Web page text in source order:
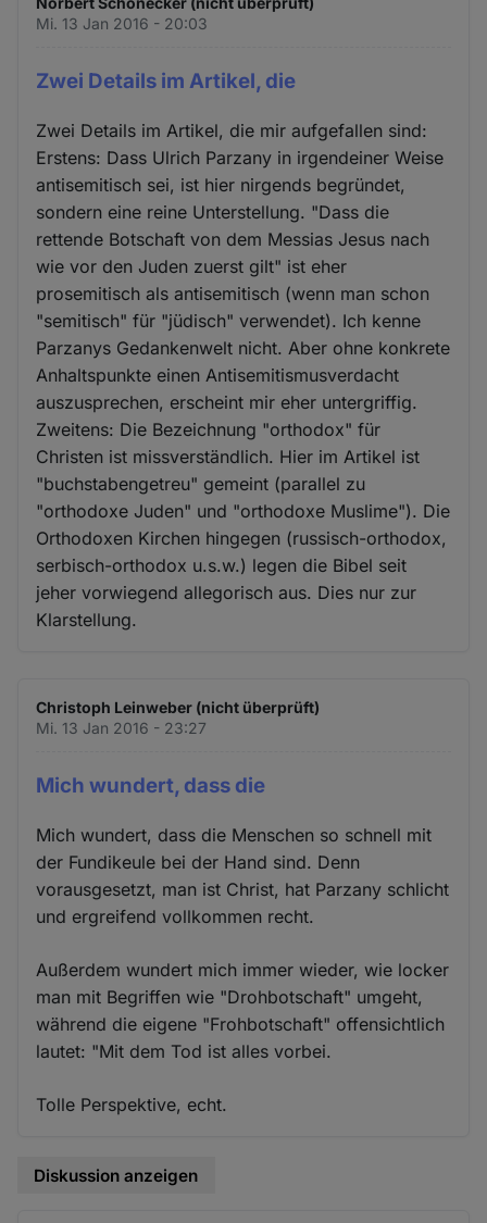
Mi. 13 Jan 2016 - 20:03
Zwei Details im Artikel, die
Zwei Details im Artikel, die mir aufgefallen sind:
Erstens: Dass Ulrich Parzany in irgendeiner Weise
antisemitisch sei, ist hier nirgends begründet,
sondern eine reine Unterstellung. "Dass die
rettende Botschaft von dem Messias Jesus nach
wie vor den Juden zuerst gilt" ist eher
prosemitisch als antisemitisch (wenn man schon
"semitisch" für "jüdisch" verwendet). Ich kenne
Parzanys Gedankenwelt nicht. Aber ohne konkrete
Anhaltspunkte einen Antisemitismusverdacht
auszusprechen, erscheint mir eher untergriffig.
Zweitens: Die Bezeichnung "orthodox" für
Christen ist missverständlich. Hier im Artikel ist
"buchstabengetreu" gemeint (parallel zu
"orthodoxe Juden" und "orthodoxe Muslime"). Die
Orthodoxen Kirchen hingegen (russisch-orthodox,
serbisch-orthodox u.s.w.) legen die Bibel seit
jeher vorwiegend allegorisch aus. Dies nur zur
Klarstellung.
Christoph Leinweber (nicht überprüft)
Mi. 13 Jan 2016 - 23:27
Mich wundert, dass die
Mich wundert, dass die Menschen so schnell mit
der Fundikeule bei der Hand sind. Denn
vorausgesetzt, man ist Christ, hat Parzany schlicht
und ergreifend vollkommen recht.
Außerdem wundert mich immer wieder, wie locker
man mit Begriffen wie "Drohbotschaft" umgeht,
während die eigene "Frohbotschaft" offensichtlich
lautet: "Mit dem Tod ist alles vorbei.
Tolle Perspektive, echt.
Diskussion anzeigen